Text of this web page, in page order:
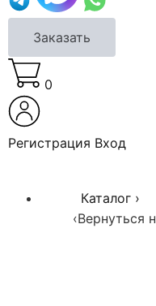
Заказать
0
Регистрация Вход
Каталог ›
‹Вернуться